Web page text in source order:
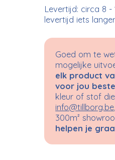
Levertijd: circa 8
levertijd iets
Goed om te
mogelijke
elk product
voor jou
kleur of stof
info@tillborg.be
300m²
helpen je